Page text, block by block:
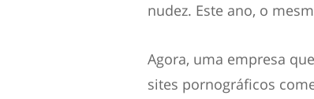
nudez. Este ano, o
Agora, uma empresa
sites pornográficos